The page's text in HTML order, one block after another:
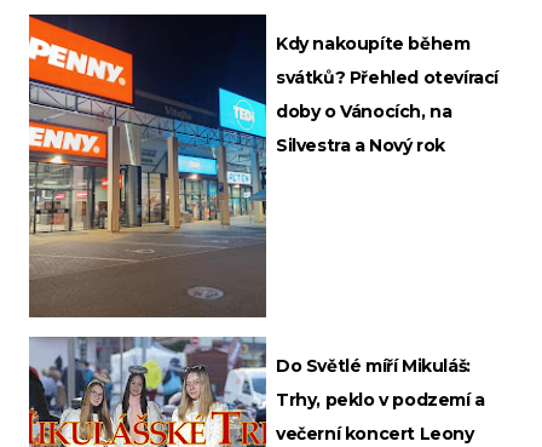
Kdy nakoupíte během
svátků? Přehled otevírací
doby o Vánocích, na
Silvestra a Nový rok
Do Světlé míří Mikuláš:
Trhy, peklo v podzemí a
večerní koncert Leony